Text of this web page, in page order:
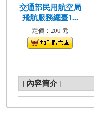
交通部民用航空局
飛航服務總臺1...
定價：200 元
| 內容簡介 |